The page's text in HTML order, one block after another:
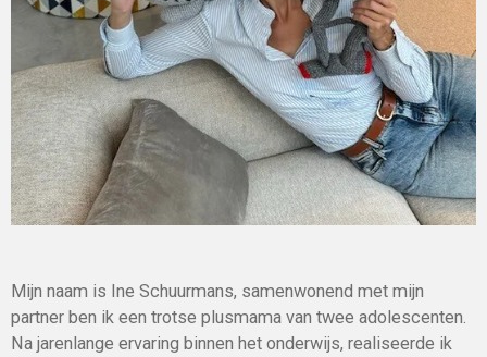
Mijn naam is Ine Schuurmans, samenwonend met mijn
partner ben ik een trotse plusmama van twee adolescenten.
Na jarenlange ervaring binnen het onderwijs, realiseerde ik